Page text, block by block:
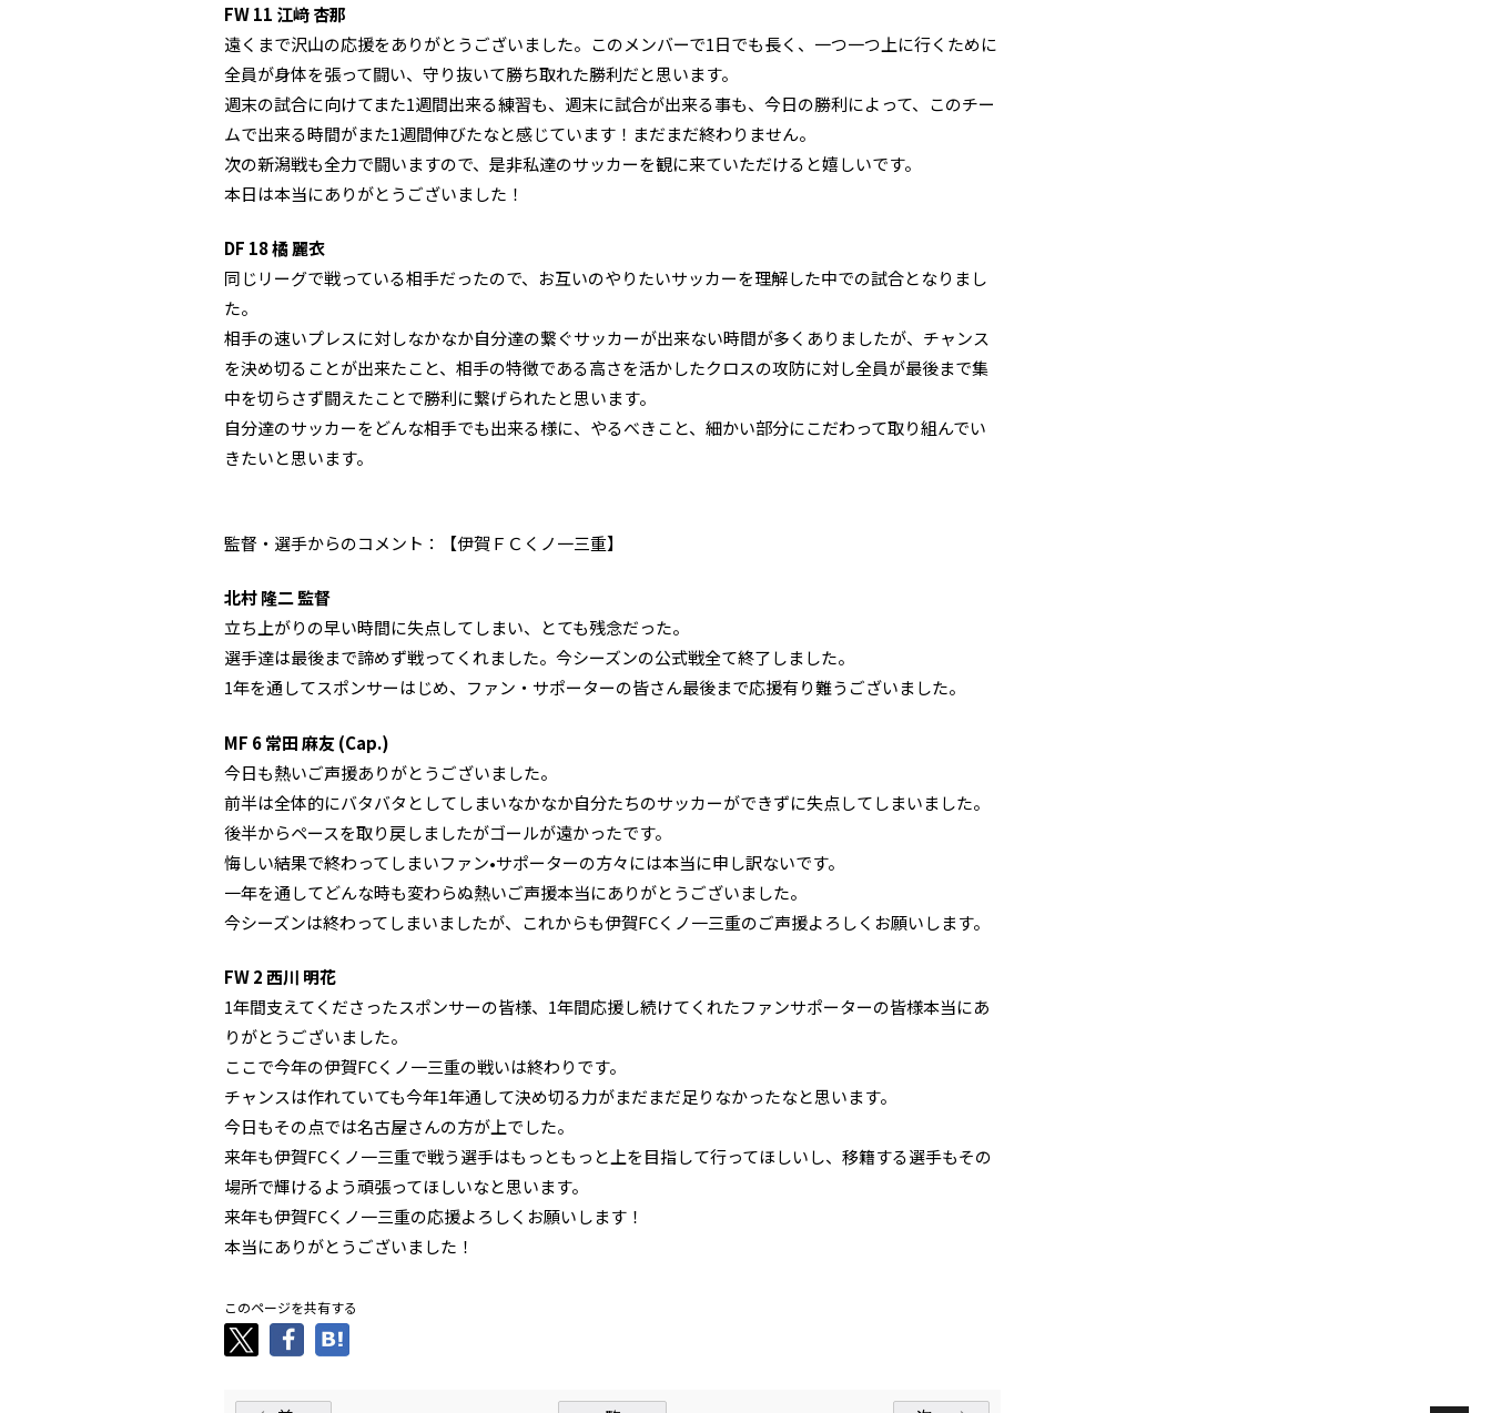
FW 11 江﨑 杏那
遠くまで沢山の応援をありがとうございました。このメンバーで1日でも長く、一つ一つ上に行くために
全員が身体を張って闘い、守り抜いて勝ち取れた勝利だと思います。
週末の試合に向けてまた1週間出来る練習も、週末に試合が出来る事も、今日の勝利によって、このチー
ムで出来る時間がまた1週間伸びたなと感じています！まだまだ終わりません。
次の新潟戦も全力で闘いますので、是非私達のサッカーを観に来ていただけると嬉しいです。
本日は本当にありがとうございました！
DF 18 橘 麗衣
同じリーグで戦っている相手だったので、お互いのやりたいサッカーを理解した中での試合となりまし
た。
相手の速いプレスに対しなかなか自分達の繋ぐサッカーが出来ない時間が多くありましたが、チャンス
を決め切ることが出来たこと、相手の特徴である高さを活かしたクロスの攻防に対し全員が最後まで集
中を切らさず闘えたことで勝利に繋げられたと思います。
自分達のサッカーをどんな相手でも出来る様に、やるべきこと、細かい部分にこだわって取り組んでい
きたいと思います。
監督・選手からのコメント：【伊賀ＦＣくノ一三重】
北村 隆二 監督
立ち上がりの早い時間に失点してしまい、とても残念だった。
選手達は最後まで諦めず戦ってくれました。今シーズンの公式戦全て終了しました。
1年を通してスポンサーはじめ、ファン・サポーターの皆さん最後まで応援有り難うございました。
MF 6 常田 麻友 (Cap.)
今日も熱いご声援ありがとうございました。
前半は全体的にバタバタとしてしまいなかなか自分たちのサッカーができずに失点してしまいました。
後半からペースを取り戻しましたがゴールが遠かったです。
悔しい結果で終わってしまいファン•サポーターの方々には本当に申し訳ないです。
一年を通してどんな時も変わらぬ熱いご声援本当にありがとうございました。
今シーズンは終わってしまいましたが、これからも伊賀FCくノ一三重のご声援よろしくお願いします。
FW 2 西川 明花
1年間支えてくださったスポンサーの皆様、1年間応援し続けてくれたファンサポーターの皆様本当にあ
りがとうございました。
ここで今年の伊賀FCくノ一三重の戦いは終わりです。
チャンスは作れていても今年1年通して決め切る力がまだまだ足りなかったなと思います。
今日もその点では名古屋さんの方が上でした。
来年も伊賀FCくノ一三重で戦う選手はもっともっと上を目指して行ってほしいし、移籍する選手もその
場所で輝けるよう頑張ってほしいなと思います。
来年も伊賀FCくノ一三重の応援よろしくお願いします！
本当にありがとうございました！
このページを共有する